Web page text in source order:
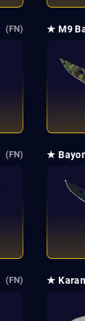
(FN) ★ M9
(FN) ★
(FN) ★